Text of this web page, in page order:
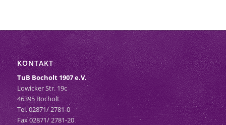
KONTAKT
TuB Bocholt 1907 e.V.
Lowicker Str. 19c
46395 Bocholt
Tel. 02871/ 2781-0
Fax 02871/ 2781-20